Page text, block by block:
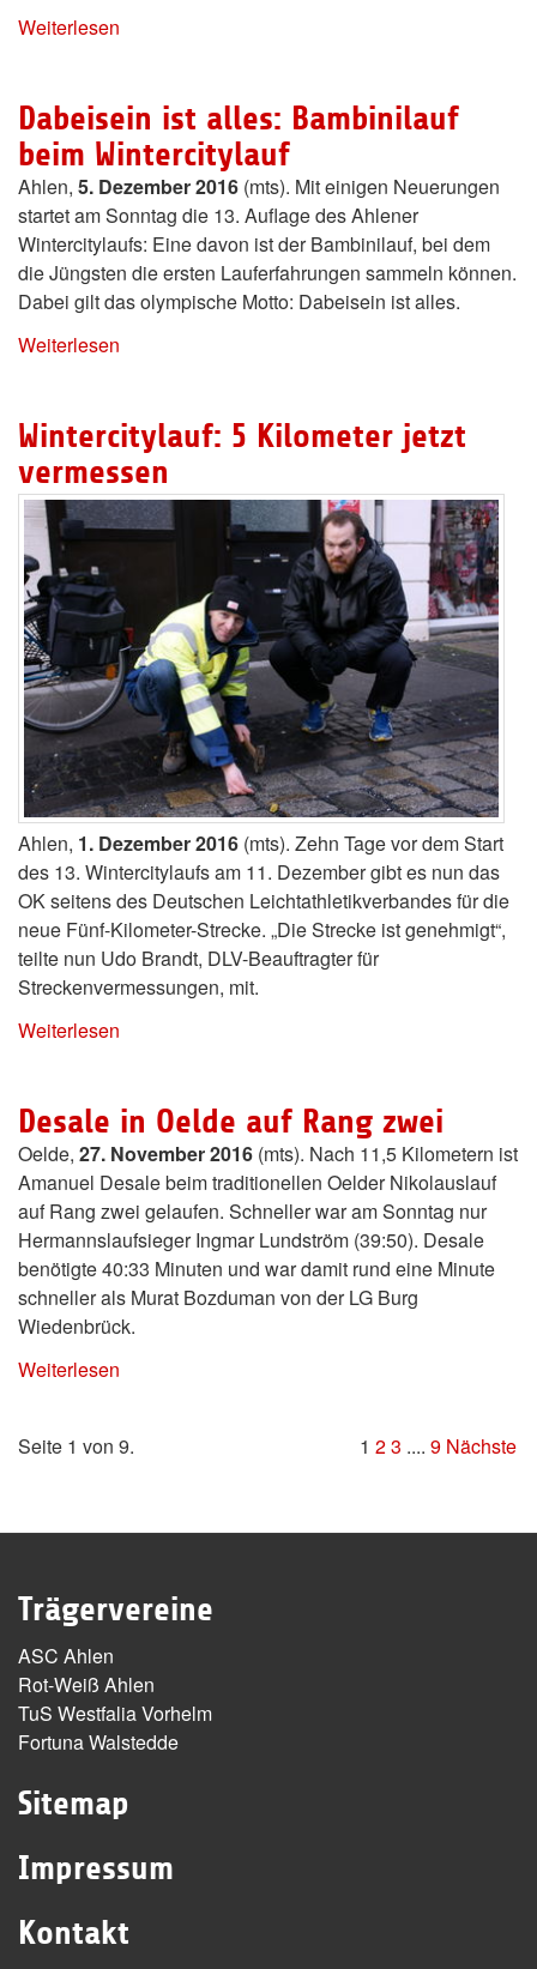
Weiterlesen
Dabeisein ist alles: Bambinilauf
beim Wintercitylauf
Ahlen, 5. Dezember 2016 (mts). Mit einigen Neuerungen
startet am Sonntag die 13. Auflage des Ahlener
Wintercitylaufs: Eine davon ist der Bambinilauf, bei dem
die Jüngsten die ersten Lauferfahrungen sammeln können.
Dabei gilt das olympische Motto: Dabeisein ist alles.
Weiterlesen
Wintercitylauf: 5 Kilometer jetzt
vermessen
Ahlen, 1. Dezember 2016 (mts). Zehn Tage vor dem Start
des 13. Wintercitylaufs am 11. Dezember gibt es nun das
OK seitens des Deutschen Leichtathletikverbandes für die
neue Fünf-Kilometer-Strecke. „Die Strecke ist genehmigt“,
teilte nun Udo Brandt, DLV-Beauftragter für
Streckenvermessungen, mit.
Weiterlesen
Desale in Oelde auf Rang zwei
Oelde, 27. November 2016 (mts). Nach 11,5 Kilometern ist
Amanuel Desale beim traditionellen Oelder Nikolauslauf
auf Rang zwei gelaufen. Schneller war am Sonntag nur
Hermannslaufsieger Ingmar Lundström (39:50). Desale
benötigte 40:33 Minuten und war damit rund eine Minute
schneller als Murat Bozduman von der LG Burg
Wiedenbrück.
Weiterlesen
Seite 1 von 9. 1 23 .... 9 Nächste
Trägervereine
ASC Ahlen
Rot-Weiß Ahlen
TuS Westfalia Vorhelm
Fortuna Walstedde
Sitemap
Impressum
Kontakt